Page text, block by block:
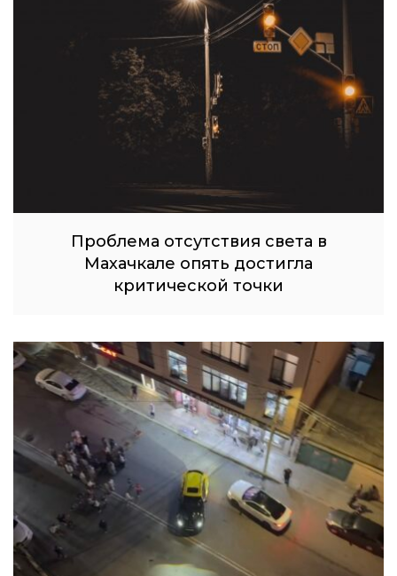
Проблема отсутствия света в
Махачкале опять достигла
критической точки